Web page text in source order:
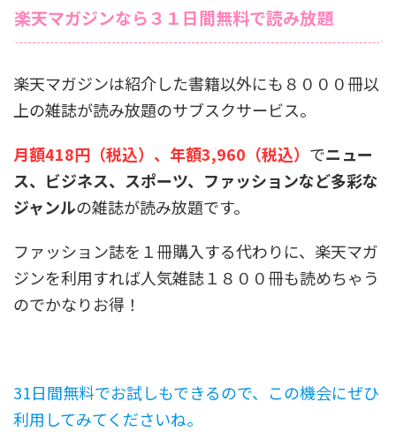
楽天マガジンなら３１日間無料で読み放題
楽天マガジンは紹介した書籍以外にも８０００冊以
上の雑誌が読み放題のサブスクサービス。
月額418円（税込）、年額3,960（税込） でニュー
ス、ビジネス、スポーツ、ファッションなど多彩な
ジャンルの雑誌が読み放題です。
ファッション誌を１冊購入する代わりに、楽天マガ
ジンを利用すれば人気雑誌１８００冊も読めちゃう
のでかなりお得！
31日間無料でお試しもできるので、この機会にぜひ
利用してみてくださいね。